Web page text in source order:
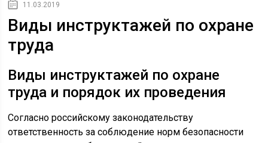
11.03.2019
Виды инструктажей по охране
труда
Виды инструктажей по охране
труда и порядок их проведения
Согласно российскому законодательству
ответственность за соблюдение норм безопасности